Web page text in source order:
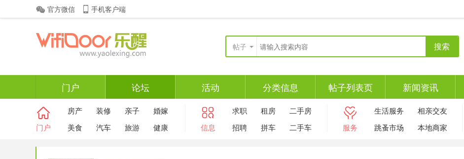
官方微信 手机客户端
帖子 搜索
门户 论坛 活动 分类信息 帖子列表页 新闻资讯
门户
房产 装修 亲子
婚嫁
美食
汽车 旅游 健康 信息
求职 租房
二手房
招聘
拼车 二手车 服务
生活服务
相亲交友
跳蚤市场
本地商家